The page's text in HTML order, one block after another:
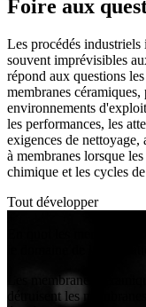
Foire aux
Les procédés industriels
souvent imprévisibles
répond aux questions
membranes
environnements
les performances, les
exigences de nettoyage,
à membranes lorsque
chimique et les cycles
Tout développer
En quoi les
Les membranes
détruisent les